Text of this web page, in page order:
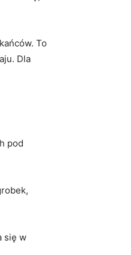
To
Dla
pod
się w